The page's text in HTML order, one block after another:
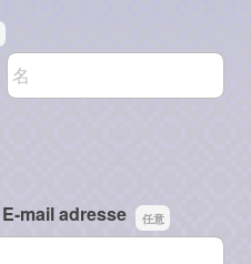
名前の名
mail adresse
adresse